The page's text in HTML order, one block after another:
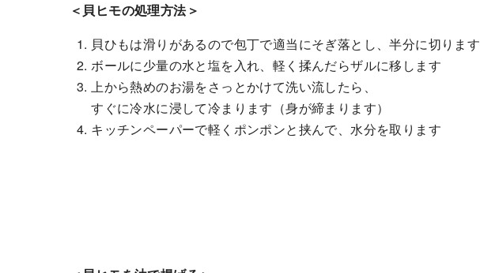
＜貝ヒモの処理方法＞
貝ひもは滑りがあるので包丁で適当にそぎ落とし、半分に切ります
ボールに少量の水と塩を入れ、軽く揉んだらザルに移します
上から熱めのお湯をさっとかけて洗い流したら、
すぐに冷水に浸して冷まります（身が締まります）
キッチンペーパーで軽くポンポンと挟んで、水分を取ります